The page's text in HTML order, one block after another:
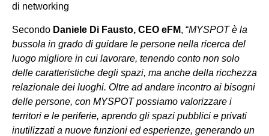
di networking
Secondo Daniele Di Fausto, CEO eFM, “MYSPOT è la
bussola in grado di guidare le persone nella ricerca del
luogo migliore in cui lavorare, tenendo conto non solo
delle caratteristiche degli spazi, ma anche della ricchezza
relazionale dei luoghi. Oltre ad andare incontro ai bisogni
delle persone, con MYSPOT possiamo valorizzare i
territori e le periferie, aprendo gli spazi pubblici e privati
inutilizzati a nuove funzioni ed esperienze, generando un